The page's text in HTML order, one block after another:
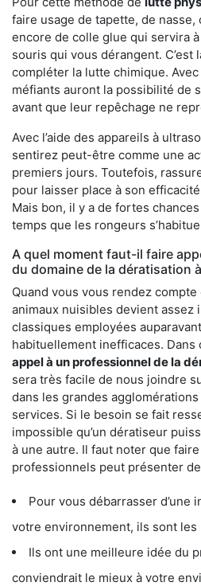
faire usage de tapette, de nasse,
encore de colle glue qui servira
souris qui vous dérangent.
compléter la lutte chimique.
méfiants auront la possibilité de
avant que leur repêchage ne
Avec l’aide des appareils à
sentirez peut-être comme une
premiers jours. Toutefois,
pour laisser place à son
Mais bon, il y a de fortes
temps que les rongeurs
A quel moment faut-il faire
du domaine de la dératisation
Quand vous vous rendez compte
animaux nuisibles devient assez
classiques employées
habituellement inefficaces. Dans
appel à un professionnel de la
sera très facile de nous joindre
dans les grandes
services. Si le besoin se fait
impossible qu’un dératiseur
à une autre. Il faut noter que
professionnels peut présenter
Pour vous débarrasser d’une
votre environnement, ils sont les
Ils ont une meilleure idée du
conviendrait le mieux à votre